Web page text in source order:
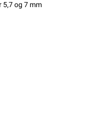
5,7 og 7 mm